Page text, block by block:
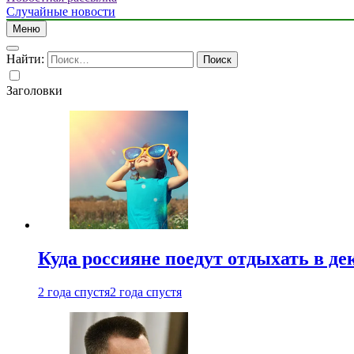
Случайные новости
Меню
Найти:
Заголовки
Куда россияне поедут отдыхать в
2 года спустя2 года спустя